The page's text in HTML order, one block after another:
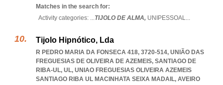
Matches in the search for:
Activity categories: ...TIJOLO DE ALMA, UNIPESSOAL...
Tijolo Hipnótico, Lda
R PEDRO MARIA DA FONSECA 418, 3720-514, UNIÃO DAS
FREGUESIAS DE OLIVEIRA DE AZEMEIS, SANTIAGO DE
RIBA-UL, UL, UNIAO FREGUESIAS OLIVEIRA AZEMEIS
SANTIAGO RIBA UL MACINHATA SEIXA MADAIL, AVEIRO